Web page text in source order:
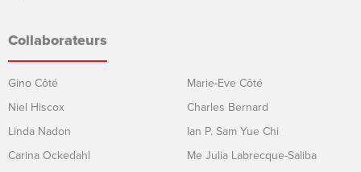
Collaborateurs
Gino Côté
Niel Hiscox
Linda Nadon
Carina Ockedahl
Marie-Eve Côté
Charles Bernard
Ian P. Sam Yue Chi
Me Julia Labrecque-Saliba